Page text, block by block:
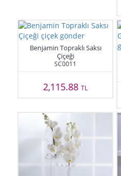
Benjamin Topraklı Saksı
Çiçeği
SC0011
2,115.88TL